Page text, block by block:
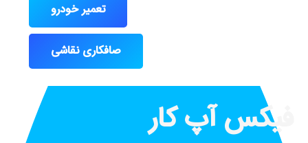
تعمیر خودرو
صافکاری نقاشی
فیکس آپ کار